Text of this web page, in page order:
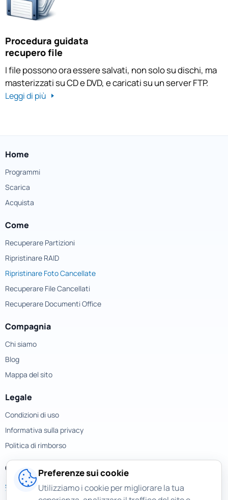
Procedura guidata
recupero file
I file possono ora essere salvati, non solo su dischi, ma
masterizzati su CD e DVD, e caricati su un server FTP.
Leggi di più
Home
Programmi
Scarica
Acquista
Come
Recuperare Partizioni
Ripristinare RAID
Ripristinare Foto Cancellate
Recuperare File Cancellati
Recuperare Documenti Office
Compagnia
Chi siamo
Blog
Mappa del sito
Legale
Condizioni di uso
Informativa sulla privacy
Politica di rimborso
Contatti
support@magicuneraser.com
Preferenze sui cookie
Utilizziamo i cookie per migliorare la tua